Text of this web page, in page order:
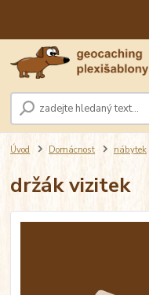
Úvod Domácnost nábytek
držák vizitek